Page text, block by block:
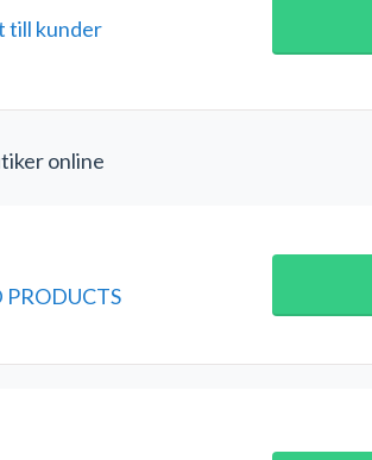
till kunder
online
PRODUCTS